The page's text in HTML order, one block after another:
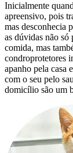
Inicialmente
apreensivo, pois
mas desconhecia
as dúvidas não só
comida, mas
condroprotetores
apanho pela casa
com o seu pelo
domicílio são um